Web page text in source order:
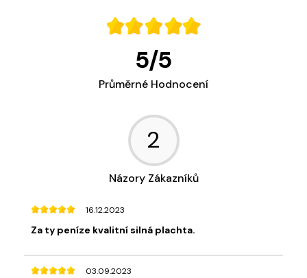
5/5
Průměrné Hodnocení
2
Názory Zákazníků
16.12.2023
Za ty peníze kvalitní silná plachta.
03.09.2023